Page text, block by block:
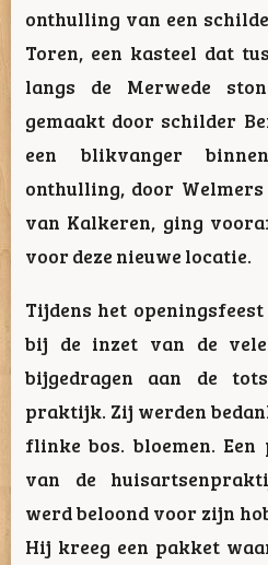
onthulling van een
Toren, een kasteel dat
langs de Merwede
gemaakt door schilder
een blikvanger
onthulling, door
van Kalkeren, ging
voor deze nieuwe locatie.
Tijdens het
bij de inzet van de
bijgedragen aan de
praktijk. Zij werden
flinke bos. bloemen.
van de
werd beloond voor zijn
Hij kreeg een pakket